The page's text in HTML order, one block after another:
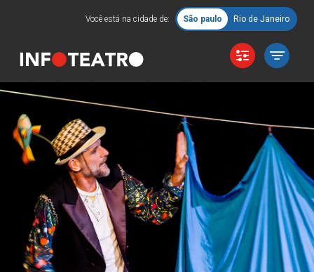
Você está na cidade de: São paulo Rio de Janeiro